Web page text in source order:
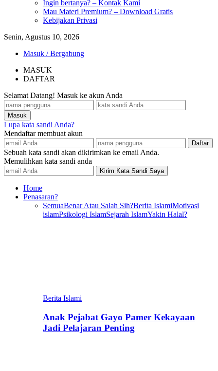
Ingin bertanya? – Kontak Kami
Mau Materi Premium? – Download Gratis
Kebijakan Privasi
Senin, Agustus 10, 2026
Masuk / Bergabung
MASUK
DAFTAR
Selamat Datang! Masuk ke akun Anda
Lupa kata sandi Anda?
Mendaftar membuat akun
Sebuah kata sandi akan dikirimkan ke email Anda.
Memulihkan kata sandi anda
Home
Penasaran?
SemuaBenar Atau Salah Sih?Berita IslamiMotivasi
islamPsikologi IslamSejarah IslamYakin Halal?
Berita Islami
Anak Pejabat Gayo Pamer Kekayaan
Jadi Pelajaran Penting